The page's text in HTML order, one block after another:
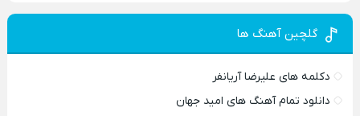
گلچین آهنگ ها
دکلمه های علیرضا آریانفر
دانلود تمام آهنگ های امید جهان